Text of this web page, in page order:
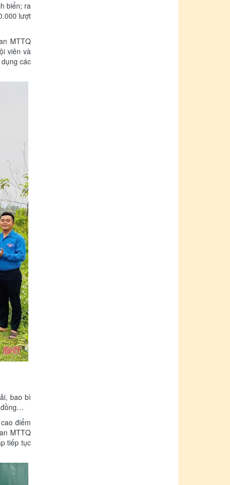
biển; ra
lượt
MTTQ
viên và
các
bao bì
đồng…
điểm
MTTQ
tiếp tục